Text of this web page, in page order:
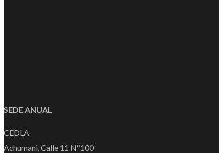
SEDE ANUAL
CEDLA
Achumani, Calle 11 Nº100